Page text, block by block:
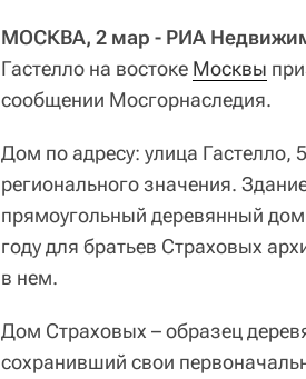
МОСКВА, 2 мар - РИА
Гастелло на востоке Москвы
сообщении Мосгорнаследия.
Дом по адресу: улица Гастелло,
регионального значения.
прямоугольный деревянный
году для братьев Страховых
в нем.
Дом Страховых – образец
сохранивший свои